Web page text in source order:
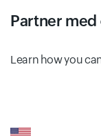
Partner med
Learn how you